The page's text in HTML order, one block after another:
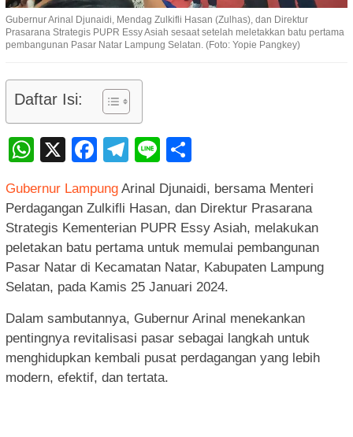
Gubernur Arinal Djunaidi, Mendag Zulkifli Hasan (Zulhas), dan Direktur
Prasarana Strategis PUPR Essy Asiah sesaat setelah meletakkan batu pertama
pembangunan Pasar Natar Lampung Selatan. (Foto: Yopie Pangkey)
Daftar Isi:
WhatsApp
X Facebook
Telegram
Line
Gubernur Lampung Arinal Djunaidi, bersama Menteri
Perdagangan Zulkifli Hasan, dan Direktur Prasarana
Strategis Kementerian PUPR Essy Asiah, melakukan
peletakan batu pertama untuk memulai pembangunan
Pasar Natar di Kecamatan Natar, Kabupaten Lampung
Selatan, pada Kamis 25 Januari 2024.
Dalam sambutannya, Gubernur Arinal menekankan
pentingnya revitalisasi pasar sebagai langkah untuk
menghidupkan kembali pusat perdagangan yang lebih
modern, efektif, dan tertata.